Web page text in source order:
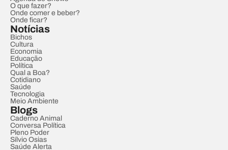
O que fazer?
Onde comer e beber?
Onde ficar?
Notícias
Bichos
Cultura
Economia
Educação
Política
Qual a Boa?
Cotidiano
Saúde
Tecnologia
Meio Ambiente
Blogs
Caderno Animal
Conversa Política
Pleno Poder
Sílvio Osias
Saúde Alerta